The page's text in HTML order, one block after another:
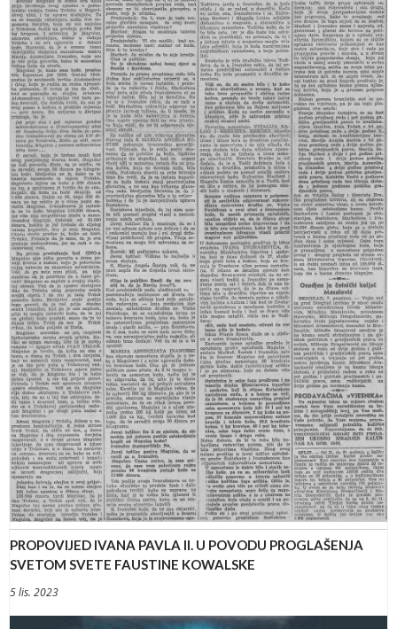
PROPOVIJED IVANA PAVLA II. U POVODU PROGLAŠENJA
SVETOM SVETE FAUSTINE KOWALSKE
5 lis. 2023